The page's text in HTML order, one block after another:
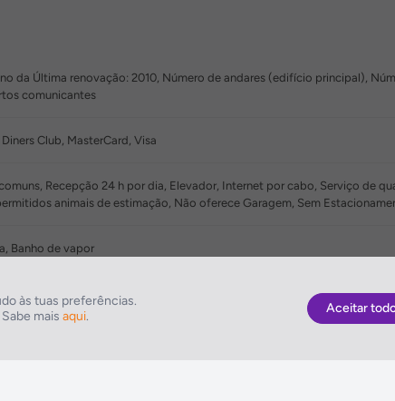
da Última renovação: 2010, Número de andares (edifício principal),
comunicantes
Club, MasterCard, Visa
Recepção 24 h por dia, Elevador, Internet por cabo, Serviço de
animais de estimação, Não oferece Garagem, Sem
Banho de vapor
às tuas preferências.
mais aqui.
Aceitar